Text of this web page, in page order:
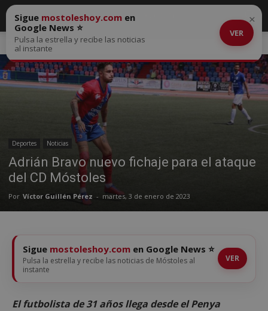
Inicio Deportes
Deportes Noticias
Adrián Bravo nuevo fichaje para el ataque
del CD Móstoles
Por Víctor Guillén Pérez - martes, 3 de enero de 2023
Sigue mostoleshoy.com en
Google News ⭐
Pulsa la estrella y recibe las noticias
al instante
VER
×
Sigue mostoleshoy.com en Google News ⭐
Pulsa la estrella y recibe las noticias de Móstoles al
instante
VER
El futbolista de 31 años llega desde el Penya